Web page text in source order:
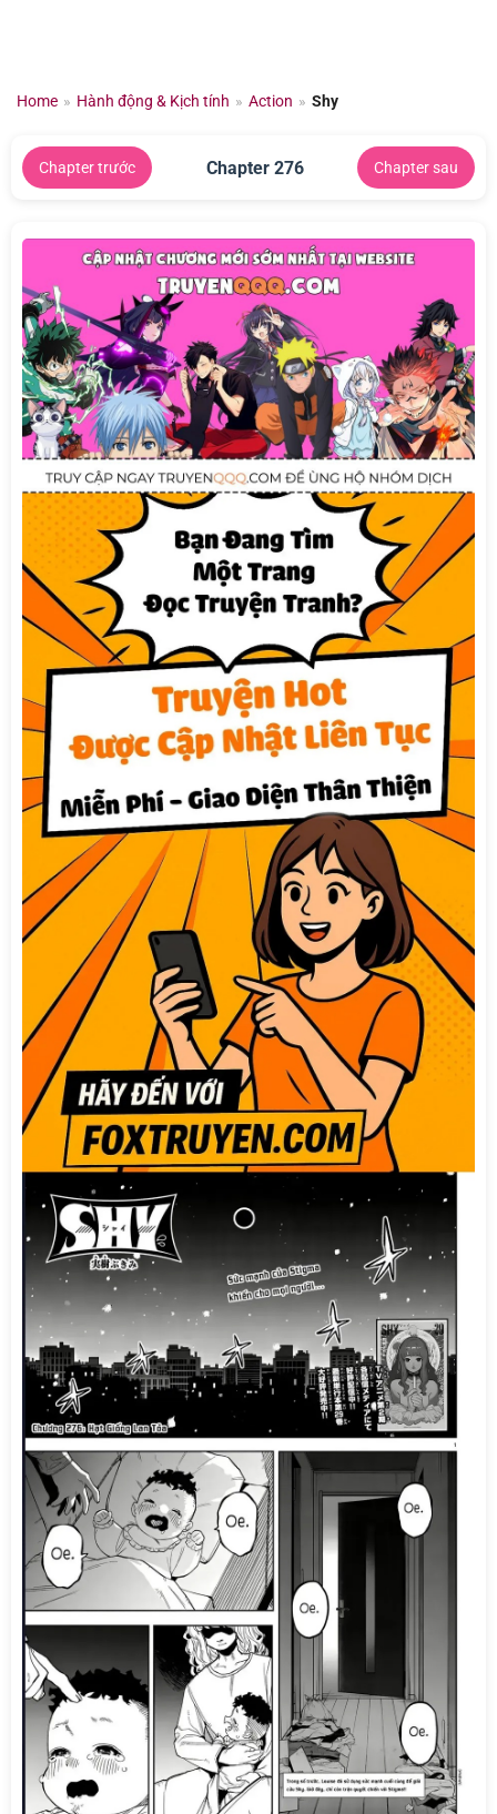
dungHome » Hành động & Kịch tính » Action » Shy
Chapter trước Chapter 276 Chapter sau